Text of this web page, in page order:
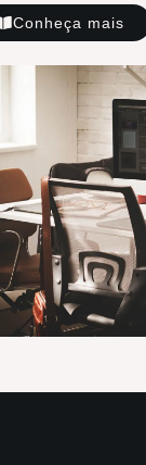
Conheça mais